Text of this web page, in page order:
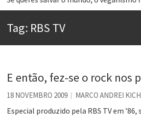
Aprender a fracassar é o segredo do
Esse tal de Rock Gaúcho
Os causos de Jorge Luis Borges
Voto obrigatório é correto?
Tag: RBS TV
E então, fez-se o rock nos
18 NOVEMBRO 2009 MARCO ANDREI
Especial produzido pela RBS TV em